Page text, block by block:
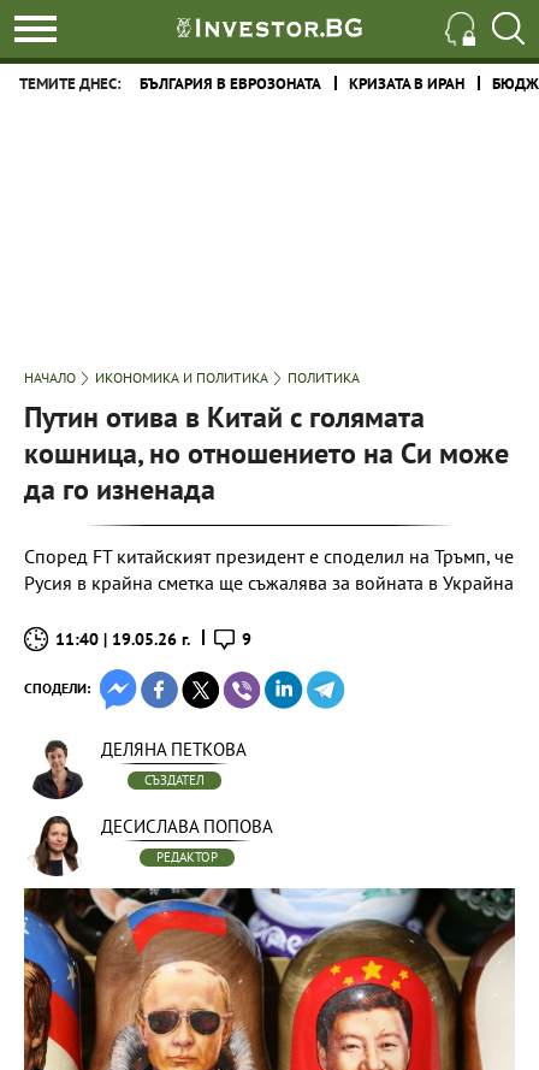
ТЕМИТЕ ДНЕС: БЪЛГАРИЯ В ЕВРОЗОНАТА КРИЗАТА В ИРАН
НАЧАЛО ИКОНОМИКА И ПОЛИТИКА ПОЛИТИКА
Путин отива в Китай с голямата
кошница, но отношението на Си може
да го изненада
Според FT китайският президент е споделил на Тръмп, че
Русия в крайна сметка ще съжалява за войната в Украйна
11:40 | 19.05.26 г. 9
СПОДЕЛИ:
ДЕЛЯНА ПЕТКОВА
СЪЗДАТЕЛ
ДЕСИСЛАВА ПОПОВА
РЕДАКТОР